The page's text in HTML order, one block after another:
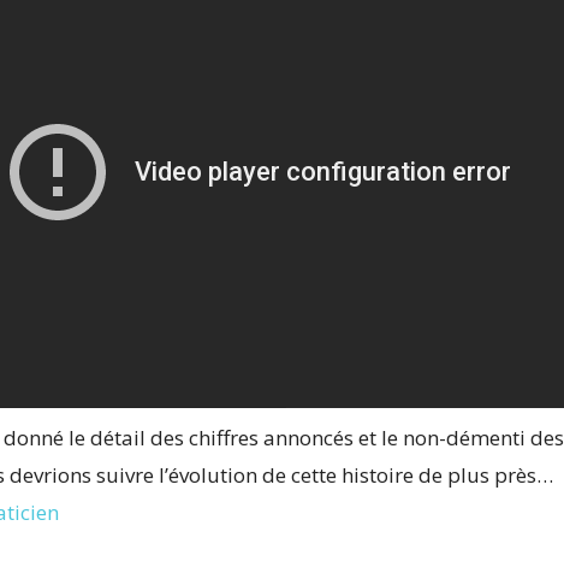
le détail des chiffres annoncés et le non-démenti des
devrions suivre l’évolution de cette histoire de plus près…